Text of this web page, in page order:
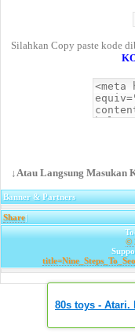
Silahkan Copy paste kode
↓Atau Langsung Masukan
Banner & Partners
Share|
©
80s toys - Atari.